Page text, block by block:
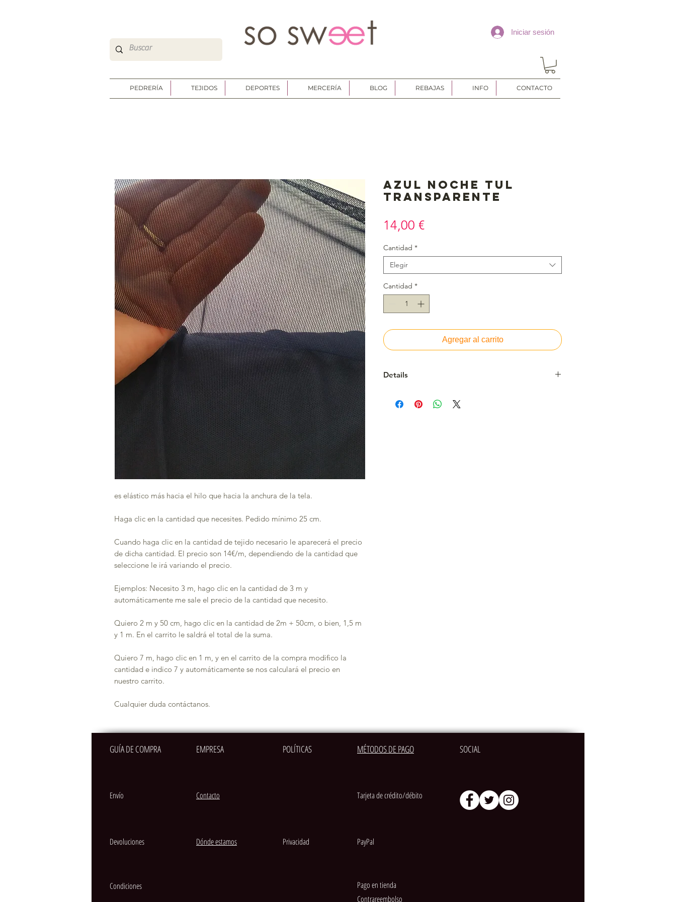
So Sweet Complementos Shop Online
http://www.sosweetshoponline.com
Iniciar sesión
PEDRERÍA TEJIDOS DEPORTES MERCERÍA BLOG REBAJAS INFO CONTACTO
es elástico más hacia el hilo que hacia la anchura de la tela.
Haga clic en la cantidad que necesites. Pedido mínimo 25 cm.
Cuando haga clic en la cantidad de tejido necesario le aparecerá el precio
de dicha cantidad. El precio son 14€/m, dependiendo de la cantidad que
seleccione le irá variando el precio.
Ejemplos: Necesito 3 m, hago clic en la cantidad de 3 m y
automáticamente me sale el precio de la cantidad que necesito.
Quiero 2 m y 50 cm, hago clic en la cantidad de 2m + 50cm, o bien, 1,5 m
y 1 m. En el carrito le saldrá el total de la suma.
Quiero 7 m, hago clic en 1 m, y en el carrito de la compra modifico la
cantidad e indico 7 y automáticamente se nos calculará el precio en
nuestro carrito.
Cualquier duda contáctanos.
Azul noche tul
transparente
14,00 €Precio
Cantidad *
Elegir
Cantidad *
Agregar al carrito
Details
GUÍA DE COMPRA EMPRESA POLÍTICAS MÉTODOS DE PAGO SOCIAL
Envío
Devoluciones
Condiciones
Contacto
Dónde estamos
Tarjeta de crédito/débito
Privacidad PayPal
Pago en tienda
Contrareembolso